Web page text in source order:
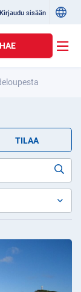
Kirjaudu sisään
HAE
TILAA